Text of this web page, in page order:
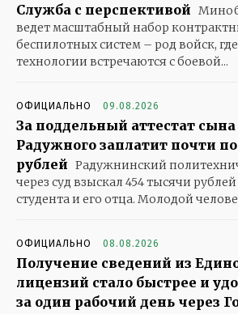
Служба с перспективой
ведет масштабный набор
беспилотных систем – род войск,
технологии встречаются с боевой...
ОФИЦИАЛЬНО 09.08.2026
За поддельный аттестат сына
Радужного заплатит почти
рублей Радужнинский
через суд взыскал 454 тысячи
студента и его отца. Молодой
ОФИЦИАЛЬНО 08.08.2026
Получение сведений из
лицензий стало быстрее и
за один рабочий день через